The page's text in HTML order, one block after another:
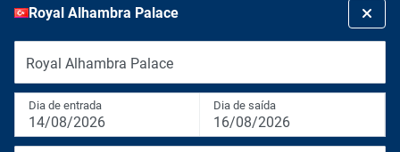
Royal Alhambra Palace
Royal Alhambra Palace
Dia de entrada
14/08/2026
Dia de saída
16/08/2026